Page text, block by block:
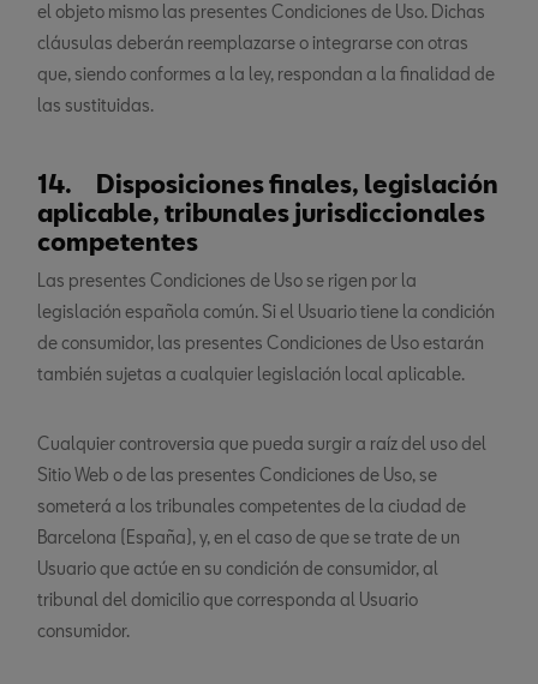
el objeto mismo las presentes Condiciones de Uso. Dichas
cláusulas deberán reemplazarse o integrarse con otras
que, siendo conformes a la ley, respondan a la finalidad de
las sustituidas.
14. Disposiciones finales, legislación
aplicable, tribunales jurisdiccionales
competentes
Las presentes Condiciones de Uso se rigen por la
legislación española común. Si el Usuario tiene la condición
de consumidor, las presentes Condiciones de Uso estarán
también sujetas a cualquier legislación local aplicable.
Cualquier controversia que pueda surgir a raíz del uso del
Sitio Web o de las presentes Condiciones de Uso, se
someterá a los tribunales competentes de la ciudad de
Barcelona (España), y, en el caso de que se trate de un
Usuario que actúe en su condición de consumidor, al
tribunal del domicilio que corresponda al Usuario
consumidor.